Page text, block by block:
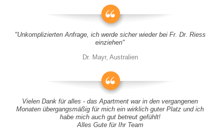
"Unkomplizierten Anfrage, ich werde sicher wieder bei Fr. Dr. Riess
einziehen"
Dr. Mayr, Australien
Vielen Dank für alles - das Apartment war in den vergangenen
Monaten übergangsmäßig für mich ein wirklich guter Platz und ich
habe mich auch gut betreut gefühlt!
Alles Gute für Ihr Team